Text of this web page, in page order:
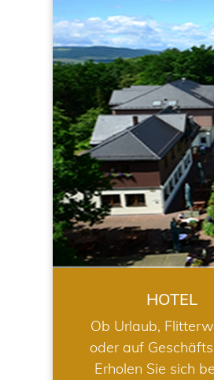
HOTEL
HOTEL
Ob Urlaub,
oder auf
Erholen Sie sich